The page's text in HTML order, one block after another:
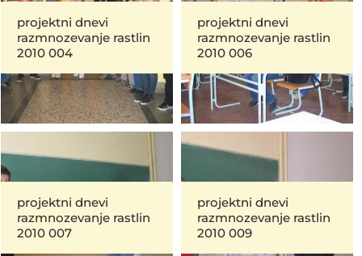
projektni dnevi
razmnozevanje rastlin
2010 004
projektni dnevi
razmnozevanje rastlin
2010 006
projektni dnevi
razmnozevanje rastlin
2010 007
projektni dnevi
razmnozevanje rastlin
2010 009